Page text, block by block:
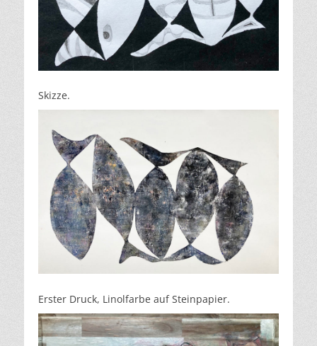
Skizze.
Erster Druck, Linolfarbe auf Steinpapier.